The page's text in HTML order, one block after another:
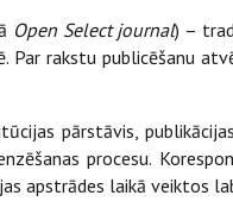
Open Select journal) –
Par rakstu publicēšanu
pārstāvis,
procesu.
apstrādes laikā veiktos